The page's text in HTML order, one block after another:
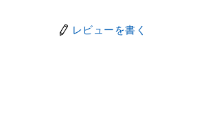
レビューを書く